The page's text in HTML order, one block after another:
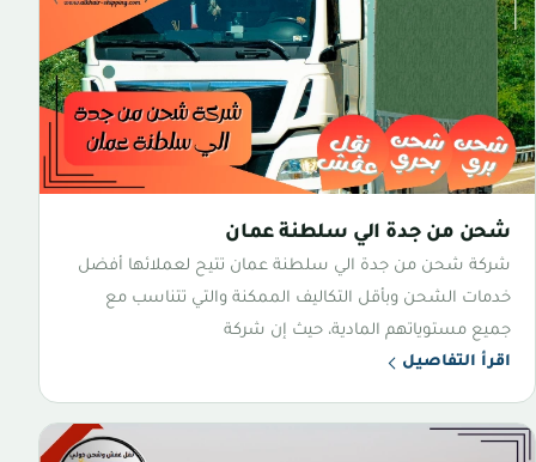
شحن من جدة الي سلطنة عمان
شركة شحن من جدة الي سلطنة عمان تتيح لعملائها أفضل
خدمات الشحن وبأقل التكاليف الممكنة والتي تتناسب مع
جميع مستوياتهم المادية، حيث إن شركة
اقرأ التفاصيل